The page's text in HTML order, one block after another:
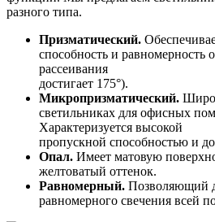
разного типа.
Призматический.
способность и равномерность
рассеивания
достигает 175°).
Микропризматический.
светильниках для офисных
Характеризуется высокой
пропускной способностью и
Опал. Имеет матовую
желтоватый оттенок.
Равномерный. Позволяющий
равномерного свечения всей